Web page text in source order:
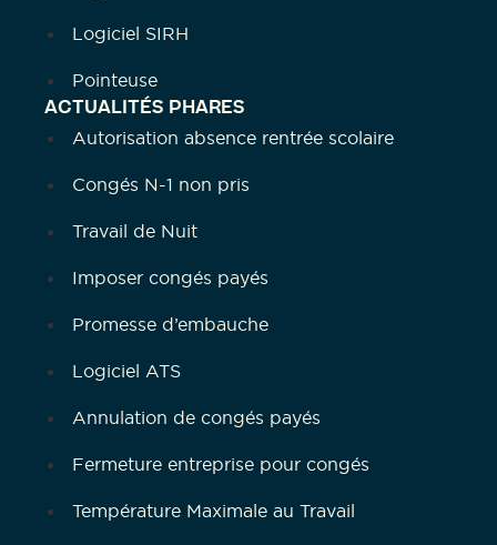
Logiciel SIRH
Pointeuse
ACTUALITÉS PHARES
Autorisation absence rentrée scolaire
Congés N-1 non pris
Travail de Nuit
Imposer congés payés
Promesse d’embauche
Logiciel ATS
Annulation de congés payés
Fermeture entreprise pour congés
Température Maximale au Travail